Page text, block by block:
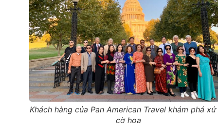
Khách hàng của Pan American Travel khám phá
cờ hoa